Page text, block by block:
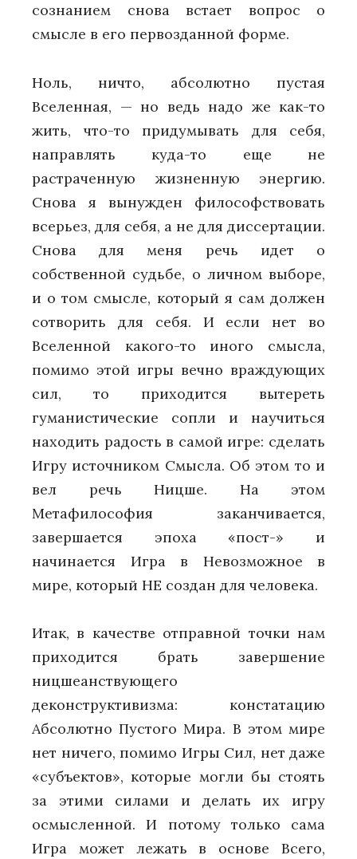
сознанием снова встает вопрос о
смысле в его первозданной форме.
Ноль, ничто, абсолютно пустая
Вселенная, — но ведь надо же как-то
жить, что-то придумывать для себя,
направлять куда-то еще не
растраченную жизненную энергию.
Снова я вынужден философствовать
всерьез, для себя, а не для диссертации.
Снова для меня речь идет о
собственной судьбе, о личном выборе,
и о том смысле, который я сам должен
сотворить для себя. И если нет во
Вселенной какого-то иного смысла,
помимо этой игры вечно враждующих
сил, то приходится вытереть
гуманистические сопли и научиться
находить радость в самой игре: сделать
Игру источником Смысла. Об этом то и
вел речь Ницше. На этом
Метафилософия заканчивается,
завершается эпоха «пост-» и
начинается Игра в Невозможное в
мире, который НЕ создан для человека.
Итак, в качестве отправной точки нам
приходится брать завершение
ницшеанствующего
деконструктивизма: констатацию
Абсолютно Пустого Мира. В этом мире
нет ничего, помимо Игры Сил, нет даже
«субъектов», которые могли бы стоять
за этими силами и делать их игру
осмысленной. И потому только сама
Игра может лежать в основе Всего,